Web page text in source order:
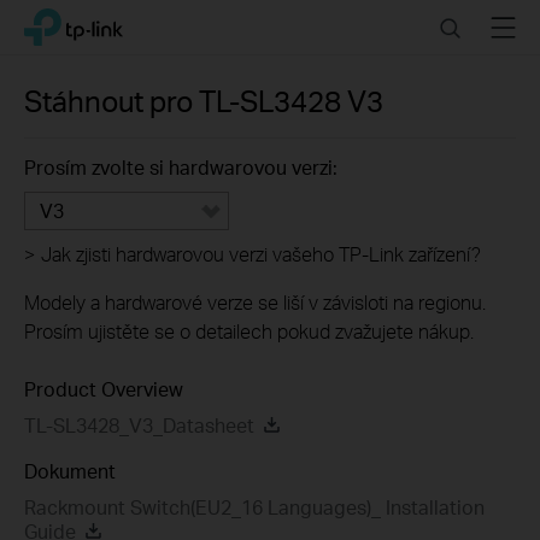
Click
navigation
TP-Link, Reliably Smart SearchMenu
Stáhnout proTL-SL3428 V3
Prosím zvolte si hardwarovou verzi:
V3
> Jak zjisti hardwarovou verzi vašeho TP-Link zařízení?
Modely a hardwarové verze se liší v závisloti na regionu.
Prosím ujistěte se o detailech pokud zvažujete nákup.
Product Overview
TL-SL3428_V3_Datasheet
Dokument
Rackmount Switch(EU2_16 Languages)_ Installation
Guide